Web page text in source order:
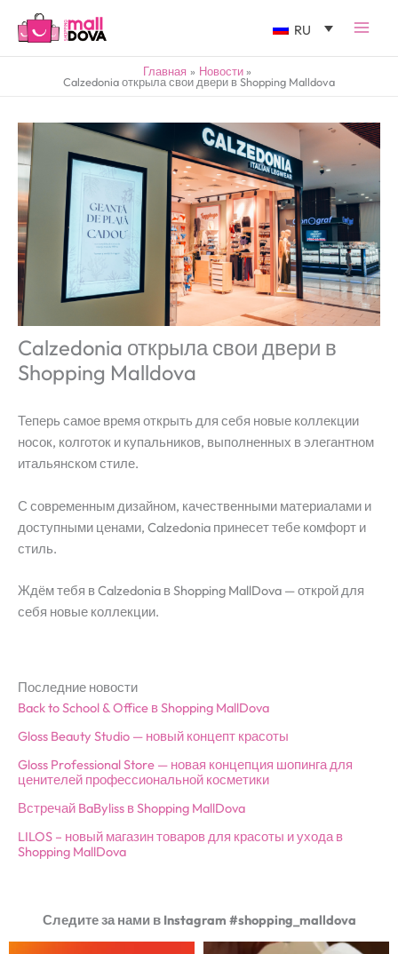
RU
Главная Новости
Calzedonia открыла свои двери в Shopping Malldova
Calzedonia открыла свои двери в
Shopping Malldova
Теперь самое время открыть для себя новые коллекции
носок, колготок и купальников, выполненных в элегантном
итальянском стиле.
С современным дизайном, качественными материалами и
доступными ценами, Calzedonia принесет тебе комфорт и
стиль.
Ждём тебя в Calzedonia в Shopping MallDova — открой для
себя новые коллекции.
Последние новости
Back to School & Office в Shopping MallDova
Gloss Beauty Studio — новый концепт красоты
Gloss Professional Store — новая концепция шопинга для
ценителей профессиональной косметики
Встречай BaByliss в Shopping MallDova
LILOS – новый магазин товаров для красоты и ухода в
Shopping MallDova
Следите за нами в Instagram #shopping_malldova